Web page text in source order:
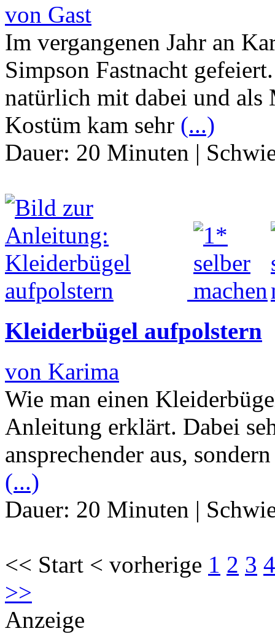
von Gast
Im vergangenen Jahr an
Simpson Fastnacht
natürlich mit dabei und als
Kostüm kam sehr (...)
Dauer: 20 Minuten |
Kleiderbügel aufpolstern
von Karima
Wie man einen
Anleitung erklärt. Dabei
ansprechender aus,
(...)
Dauer: 20 Minuten |
<< Start < vorherige 1 2 3 4
>>
Anzeige